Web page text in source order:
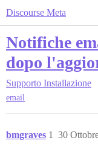
Discourse Meta
Notifiche
dopo
Supporto Installazione
email
bmgraves 30
1